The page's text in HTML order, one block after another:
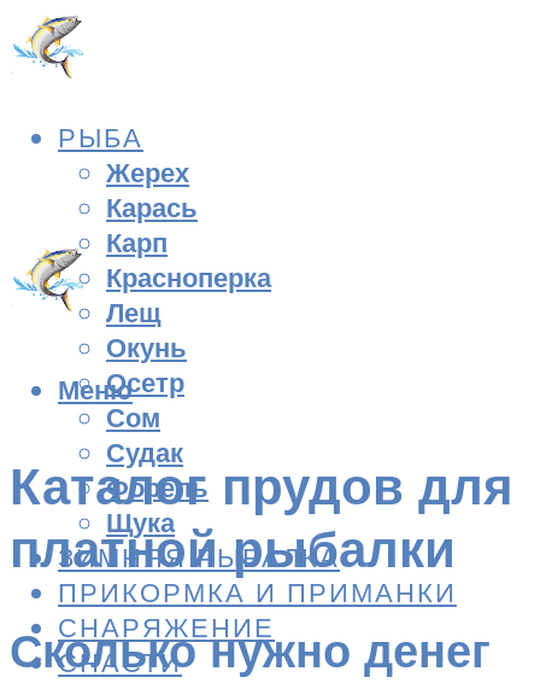
РЫБА
Жерех
Карась
Карп
Красноперка
Лещ
Окунь
Осетр
Сом
Судак
Форель
Щука
ЗИМНЯЯ РЫБАЛКА
ПРИКОРМКА И ПРИМАНКИ
СНАРЯЖЕНИЕ
СНАСТИ
Меню
Каталог прудов для
платной рыбалки
Сколько нужно денег